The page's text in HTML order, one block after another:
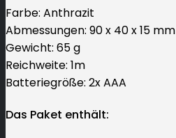
Farbe: Anthrazit
Abmessungen: 90 x 40 x 15 mm
Gewicht: 65 g
Reichweite: 1m
Batteriegröße: 2x AAA
Das Paket enthält: